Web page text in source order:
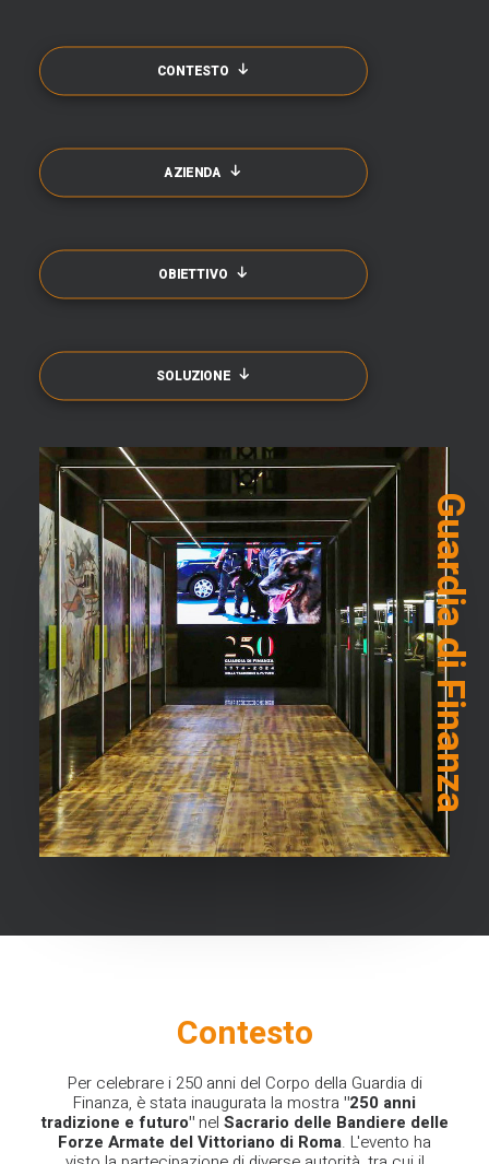
CONTESTO
AZIENDA
OBIETTIVO
SOLUZIONE
Guardia di Finanza
Contesto
Per celebrare i 250 anni del Corpo della Guardia di
Finanza, è stata inaugurata la mostra "250 anni
tradizione e futuro" nel Sacrario delle Bandiere delle
Forze Armate del Vittoriano di Roma. L'evento ha